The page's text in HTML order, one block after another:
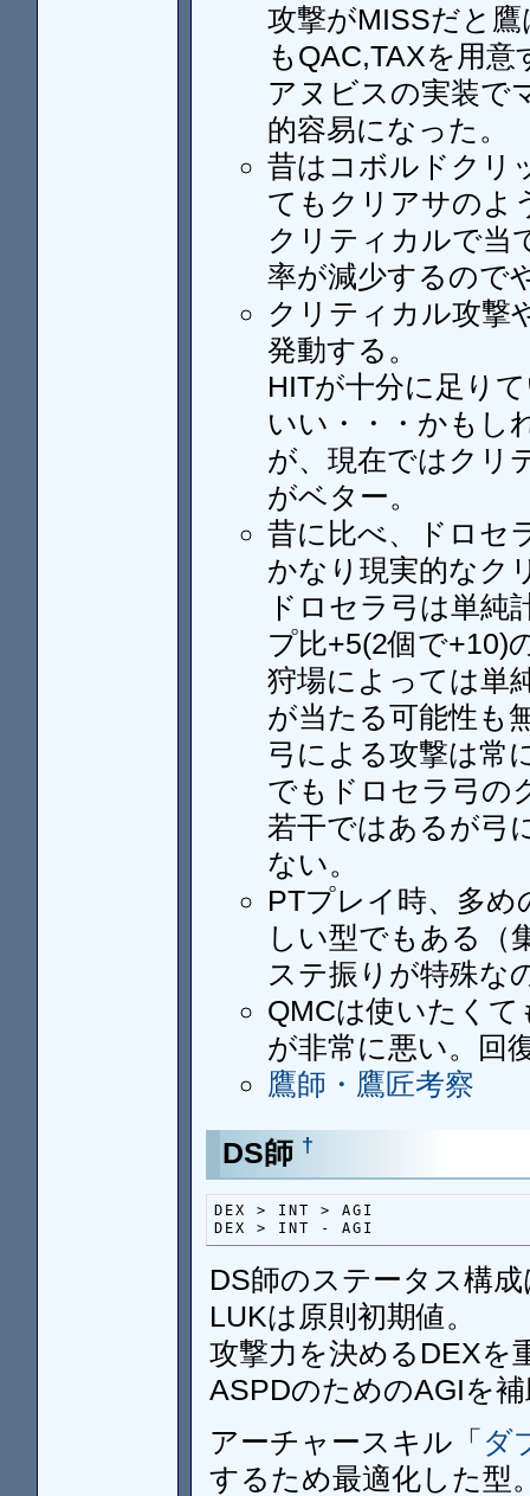
攻撃がMISSだと
もQAC,TAXを用
アヌビスの実装で
的容易になった。
昔はコボルドクリ
てもクリアサのよ
クリティカルで当
率が減少するので
クリティカル攻撃
発動する。
HITが十分に足り
いい・・・かもし
が、現在ではクリ
がベター。
昔に比べ、ドロセ
かなり現実的なク
ドロセラ弓は単純
プ比+5(2個で+10)
狩場によっては単
が当たる可能性も
弓による攻撃は常
でもドロセラ弓の
若干ではあるが弓
ない。
PTプレイ時、多め
しい型でもある（
ステ振りが特殊な
QMCは使いたく
が非常に悪い。回
鷹師・鷹匠考察
DS師 †
DEX > INT > AGI
DEX > INT - AGI
DS師のステータス構
LUKは原則初期値。
攻撃力を決めるDEXを
ASPDのためのAGIを
アーチャースキル「ダ
するため最適化した型